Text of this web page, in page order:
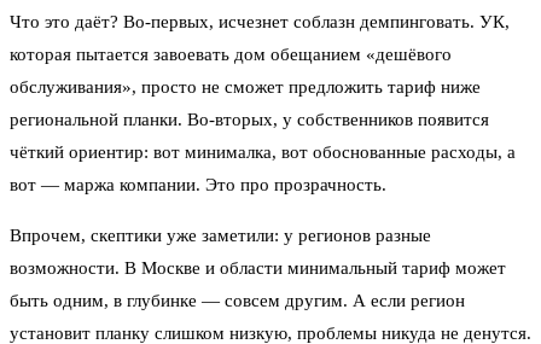
Что это даёт? Во-первых, исчезнет соблазн демпинговать. УК,
которая пытается завоевать дом обещанием «дешёвого
обслуживания», просто не сможет предложить тариф ниже
региональной планки. Во-вторых, у собственников появится
чёткий ориентир: вот минималка, вот обоснованные расходы, а
вот — маржа компании. Это про прозрачность.
Впрочем, скептики уже заметили: у регионов разные
возможности. В Москве и области минимальный тариф может
быть одним, в глубинке — совсем другим. А если регион
установит планку слишком низкую, проблемы никуда не денутся.